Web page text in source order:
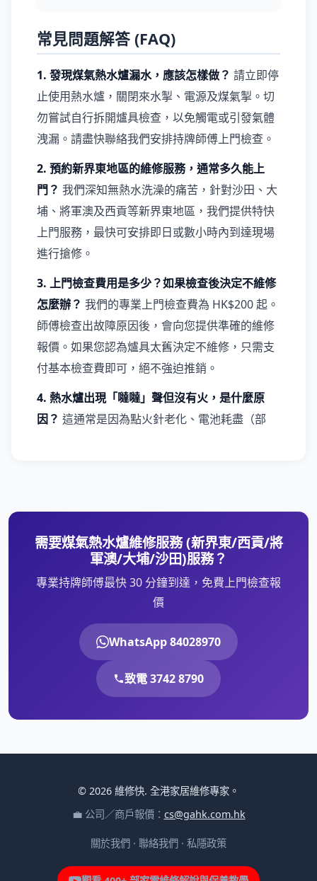
常見問題解答 (FAQ)
1. 發現煤氣熱水爐漏水，應該怎樣做？ 請立即停
止使用熱水爐，關閉來水掣、電源及煤氣掣。切
勿嘗試自行拆開爐具檢查，以免觸電或引發氣體
洩漏。請盡快聯絡我們安排持牌師傅上門檢查。
2. 預約新界東地區的維修服務，通常多久能上
門？ 我們深知無熱水洗澡的痛苦，針對沙田、大
埔、將軍澳及西貢等新界東地區，我們提供特快
上門服務，最快可安排即日或數小時內到達現場
進行搶修。
3. 上門檢查費用是多少？如果檢查後決定不維修
怎麼辦？ 我們的專業上門檢查費為 HK$200 起。
師傅檢查出故障原因後，會向您提供準確的維修
報價。如果您認為爐具太舊決定不維修，只需支
付基本檢查費即可，絕不強迫推銷。
4. 熱水爐出現「噠噠」聲但沒有火，是什麼原
因？ 這通常是因為點火針老化、電池耗盡（部
需要煤氣熱水爐維修服務 (新界東/西貢/將
軍澳/大埔/沙田)服務？
專業持牌師傅最快 30 分鐘到達，免費上門檢查報
價
WhatsApp 84028970
致電 3742 8790
© 2026 維修快. 全港家居維修專家。
💼 公司／商戶報價： cs@gahk.com.hk
關於我們 · 聯絡我們 · 私隱政策